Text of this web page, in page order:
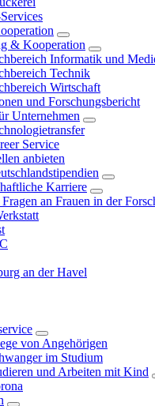
& Kooperation
Informatik und
Technik
Wirtschaft
und Forschungsbericht
Unternehmen
Service
anbieten
Karriere
an Frauen in der
an der Havel
von Angehörigen
im Studium
und Arbeiten mit Kind